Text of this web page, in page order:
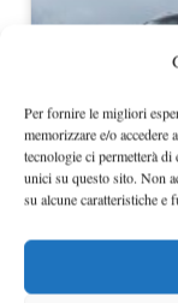
Per fornire le migliori
memorizzare e/o
tecnologie ci permetterà
unici su questo sito. Non
su alcune caratteristiche e
Mini
versione